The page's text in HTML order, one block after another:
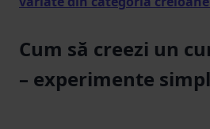
Cum să creezi un
– experimente